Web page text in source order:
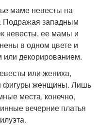
маме невесты на
Подражая западным
невесты, ее мамы и
в одном цвете и
или декорированием.
или жениха,
фигуры женщины. Лишь
места, конечно,
вечерние платья